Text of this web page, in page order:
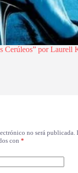
Cerúleos” por Laurell
no será publicada.
con *